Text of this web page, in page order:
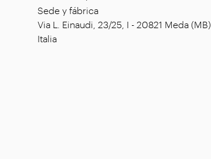
Sede y fábrica
Via L. Einaudi, 23/25, I - 20821 Meda (MB),
Italia